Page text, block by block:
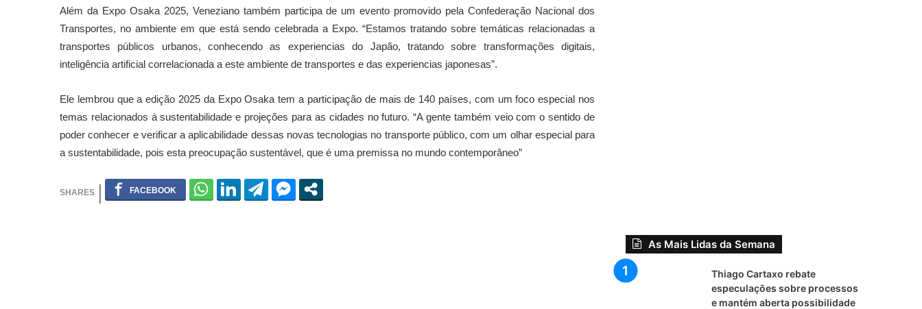
Além da Expo Osaka 2025, Veneziano também participa de um evento promovido pela Confederação Nacional dos
Transportes, no ambiente em que está sendo celebrada a Expo. “Estamos tratando sobre temáticas relacionadas a
transportes públicos urbanos, conhecendo as experiencias do Japão, tratando sobre transformações digitais,
inteligência artificial correlacionada a este ambiente de transportes e das experiencias japonesas”.
Ele lembrou que a edição 2025 da Expo Osaka tem a participação de mais de 140 países, com um foco especial nos
temas relacionados à sustentabilidade e projeções para as cidades no futuro. “A gente também veio com o sentido de
poder conhecer e verificar a aplicabilidade dessas novas tecnologias no transporte público, com um olhar especial para
a sustentabilidade, pois esta preocupação sustentável, que é uma premissa no mundo contemporâneo”
As Mais Lidas da Semana
Thiago Cartaxo rebate
especulações sobre processos
e mantém aberta possibilidade